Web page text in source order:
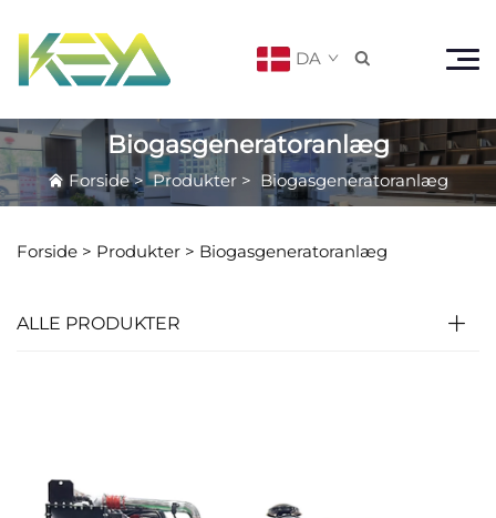
DA 
Biogasgeneratoranlæg
Forside>Produkter > Biogasgeneratoranlæg
Forside > Produkter > Biogasgeneratoranlæg
ALLE PRODUKTER